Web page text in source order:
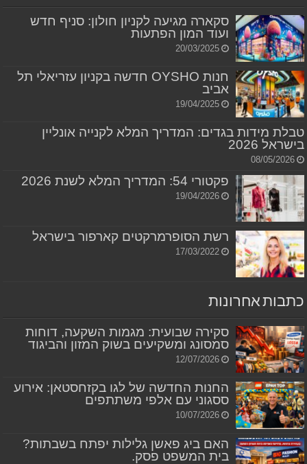
סקארה מגיעה לקניון חולון: סניף חדש
ועוד המון הפתעות
20/03/2025
חנות OYSHO חדשה בקניון עזריאלי תל
אביב
19/04/2025
טבלת מידות בגדים: המדריך המלא לקנייה אונליין
בישראל 2026
08/05/2026
פקטורי 54: המדריך המלא לשנת 2026
19/04/2026
רשת הסופרמרקטים קארפור בישראל
17/03/2022
כתבות אחרונות
סקירה שבועית: מגמות השקעה, דוחות
סמסונג ומשקיעים בשוק המזון והביגוד
12/07/2026
החנות החדשה של לגו בקזחסטאן: אירוע
ססגוני עם אלפי משתתפים
10/07/2026
האם ביג פאשן גלילות יפתח בשבתות?
בית המשפט פסק.